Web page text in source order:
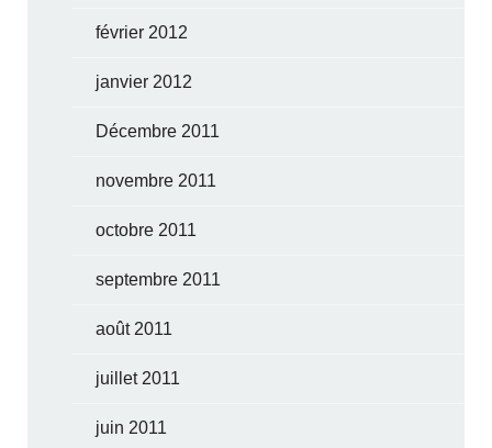
février 2012
janvier 2012
Décembre 2011
novembre 2011
octobre 2011
septembre 2011
août 2011
juillet 2011
juin 2011